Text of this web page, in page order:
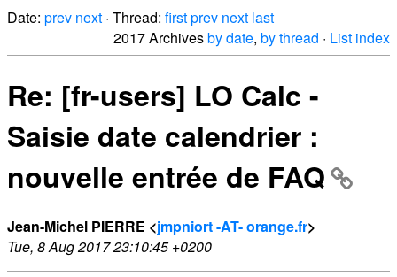
Date: prev next · Thread: firstprev next last
2017 Archivesby date, by thread · List index
Re: [fr-users] LO Calc -
Saisie date calendrier :
nouvelle entrée de FAQ
Jean-Michel PIERRE <jmpniort -AT- orange.fr>
Tue, 8 Aug 2017 23:10:45 +0200